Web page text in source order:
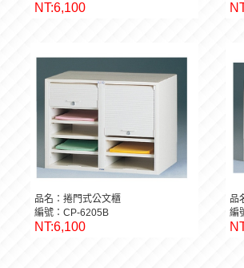
NT:6,100
品名：捲門式公文櫃
編號：CP-6205B
NT:6,100
品
編